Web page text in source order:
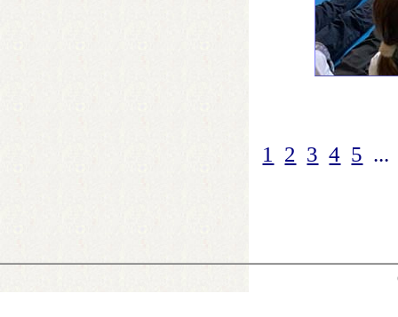
1 2 3 4 5 ...